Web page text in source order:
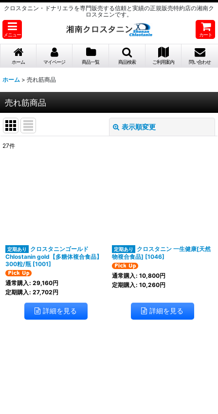
クロスタニン・ドナリエラを専門販売する信頼と実績の正規販売特約店の湘南ク
ロスタニンです。
メニュー カート
ホーム マイページ 商品一覧 商品検索 ご利用案内 問い合わせ
ホーム > 売れ筋商品
売れ筋商品
表示順変更
27件
クロスタニンゴールド
Chlostanin gold【多糖体複合食品】
300粒/瓶 [1001]
通常購入: 29,160円
定期購入: 27,702円
詳細を見る
クロスタニン 一生健康[天然
物複合食品] [1046]
通常購入: 10,800円
定期購入: 10,260円
詳細を見る